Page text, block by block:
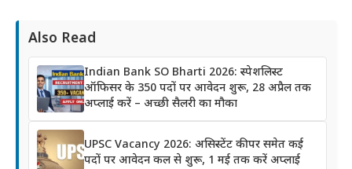
Also Read
Indian Bank SO Bharti 2026: स्पेशलिस्ट
ऑफिसर के 350 पदों पर आवेदन शुरू, 28 अप्रैल तक
अप्लाई करें – अच्छी सैलरी का मौका
UPSC Vacancy 2026: असिस्टेंट कीपर समेत कई
पदों पर आवेदन कल से शुरू, 1 मई तक करें अप्लाई